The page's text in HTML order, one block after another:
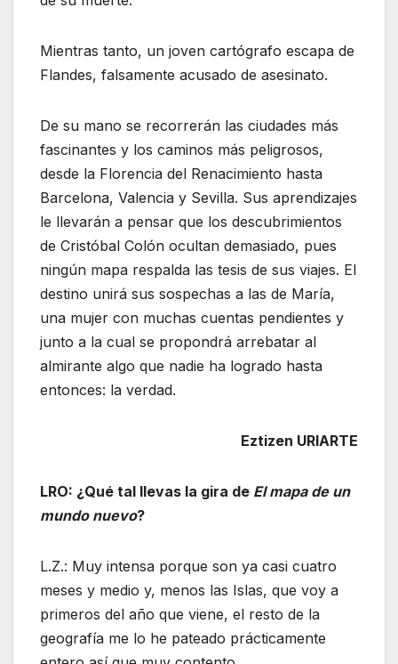
Mientras tanto, un joven cartógrafo escapa de
Flandes, falsamente acusado de asesinato.
De su mano se recorrerán las ciudades más
fascinantes y los caminos más peligrosos,
desde la Florencia del Renacimiento hasta
Barcelona, Valencia y Sevilla. Sus aprendizajes
le llevarán a pensar que los descubrimientos
de Cristóbal Colón ocultan demasiado, pues
ningún mapa respalda las tesis de sus viajes. El
destino unirá sus sospechas a las de María,
una mujer con muchas cuentas pendientes y
junto a la cual se propondrá arrebatar al
almirante algo que nadie ha logrado hasta
entonces: la verdad.
Eztizen URIARTE
LRO: ¿Qué tal llevas la gira de El mapa de un
mundo nuevo?
L.Z.: Muy intensa porque son ya casi cuatro
meses y medio y, menos las Islas, que voy a
primeros del año que viene, el resto de la
geografía me lo he pateado prácticamente